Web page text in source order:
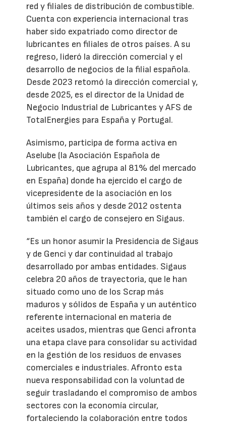
red y filiales de distribución de combustible.
Cuenta con experiencia internacional tras
haber sido expatriado como director de
lubricantes en filiales de otros países. A su
regreso, lideró la dirección comercial y el
desarrollo de negocios de la filial española.
Desde 2023 retomó la dirección comercial y,
desde 2025, es el director de la Unidad de
Negocio Industrial de Lubricantes y AFS de
TotalEnergies para España y Portugal.
Asimismo, participa de forma activa en
Aselube (la Asociación Española de
Lubricantes, que agrupa al 81% del mercado
en España) donde ha ejercido el cargo de
vicepresidente de la asociación en los
últimos seis años y desde 2012 ostenta
también el cargo de consejero en Sigaus.
“Es un honor asumir la Presidencia de Sigaus
y de Genci y dar continuidad al trabajo
desarrollado por ambas entidades. Sigaus
celebra 20 años de trayectoria, que le han
situado como uno de los Scrap más
maduros y sólidos de España y un auténtico
referente internacional en materia de
aceites usados, mientras que Genci afronta
una etapa clave para consolidar su actividad
en la gestión de los residuos de envases
comerciales e industriales. Afronto esta
nueva responsabilidad con la voluntad de
seguir trasladando el compromiso de ambos
sectores con la economía circular,
fortaleciendo la colaboración entre todos